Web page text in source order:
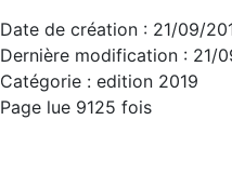
Date de création : 21/09/
Dernière modification : 21/
Catégorie : edition 2019
Page lue 9125 fois